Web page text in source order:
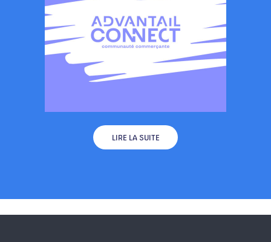
LIRE LA SUITE